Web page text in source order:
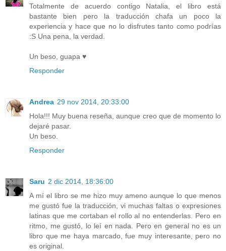
Totalmente de acuerdo contigo Natalia, el libro está
bastante bien pero la traducción chafa un poco la
experiencia y hace que no lo disfrutes tanto como podrías
:S Una pena, la verdad.
Un beso, guapa ♥
Responder
Andrea 29 nov 2014, 20:33:00
Hola!!! Muy buena reseña, aunque creo que de momento lo
dejaré pasar.
Un beso.
Responder
Saru 2 dic 2014, 18:36:00
A mí el libro se me hizo muy ameno aunque lo que menos
me gustó fue la traducción, vi muchas faltas o expresiones
latinas que me cortaban el rollo al no entenderlas. Pero en
ritmo, me gustó, lo leí en nada. Pero en general no es un
libro que me haya marcado, fue muy interesante, pero no
es original.